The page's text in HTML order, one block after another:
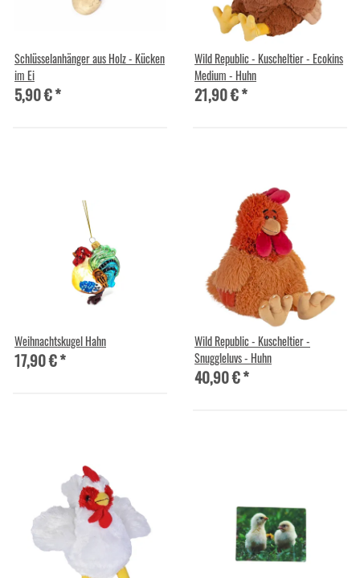
Schlüsselanhänger aus Holz - Kücken
im Ei
5,90 €*
Wild Republic - Kuscheltier - Ecokins
Medium - Huhn
21,90 €*
Weihnachtskugel Hahn
17,90 €*
Wild Republic - Kuscheltier -
Snuggleluvs - Huhn
40,90 €*